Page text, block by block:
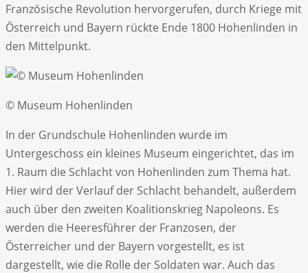
Französische Revolution hervorgerufen, durch Kriege mit
Österreich und Bayern rückte Ende 1800 Hohenlinden in
den Mittelpunkt.
© Museum Hohenlinden
In der Grundschule Hohenlinden wurde im
Untergeschoss ein kleines Museum eingerichtet, das im
1. Raum die Schlacht von Hohenlinden zum Thema hat.
Hier wird der Verlauf der Schlacht behandelt, außerdem
auch über den zweiten Koalitionskrieg Napoleons. Es
werden die Heeresführer der Franzosen, der
Österreicher und der Bayern vorgestellt, es ist
dargestellt, wie die Rolle der Soldaten war. Auch das